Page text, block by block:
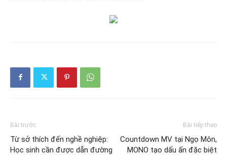
Bài trước
Từ sở thích đến nghề nghiệp:
Học sinh cần được dẫn đường
Bài tiếp theo
Countdown MV tại Ngọ Môn,
MONO tạo dấu ấn đặc biệt